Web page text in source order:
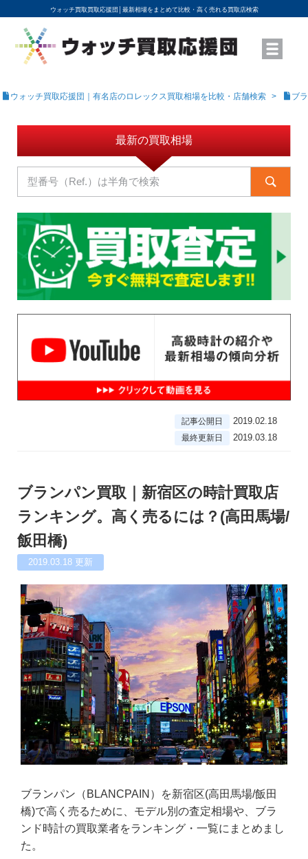
ウォッチ買取買取応援団│ 最新相場をまとめて比較・高く売れる買取店検索
YouTubeで動画を公開中
ROLEXモデル名から買取相場を調べる
高級時計ブランド名から買取相場を調べる
地域から買取店を探す
店舗名から買取店を探す
ブランド時計を高く売る方法
買取査定を依頼する
ウォッチ買取応援団｜有名店のロレックス買取相場を比較・店舗検索 ブ
最新の買取相場
記事公開日 2019.02.18
最終更新日 2019.03.18
ブランパン買取｜新宿区の時計買取店
ランキング。高く売るには？(高田馬場/
飯田橋)
2019.03.18 更新
ブランパン（BLANCPAIN）を新宿区(高田馬場/飯田
橋)で高く売るために、モデル別の査定相場や、ブラ
ンド時計の買取業者をランキング・一覧にまとめまし
た。